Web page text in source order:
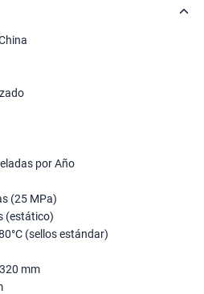
por Año
(25 MPa)
(estático)
(sellos estándar)
mm